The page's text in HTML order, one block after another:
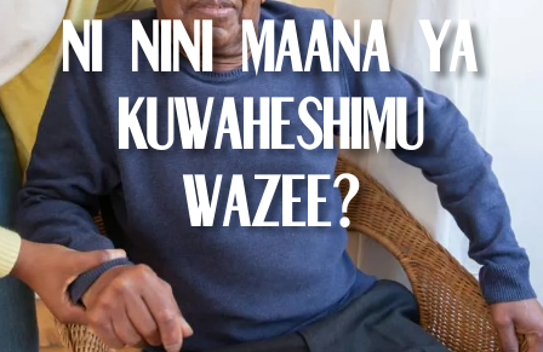
Ni Nini Maana ya
Kuwaheshimu
Wazee?